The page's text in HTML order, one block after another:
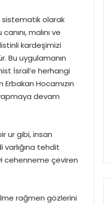
sistematik olarak
malını ve
kardeşimizi
Bu uygulamanın
İsrail’e herhangi
Hocamızın
devam
ur gibi, insan
varlığına tehdit
cehenneme çeviren
rağmen gözlerini